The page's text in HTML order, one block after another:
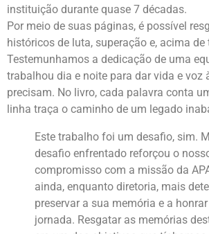
instituição durante quase 7 décadas.
Por meio de suas páginas, é possível
históricos de luta, superação e, acima de
Testemunhamos a dedicação de uma
trabalhou dia e noite para dar vida e voz
precisam. No livro, cada palavra conta
linha traça o caminho de um legado
Este trabalho foi um desafio, sim.
desafio enfrentado reforçou o
compromisso com a missão da
ainda, enquanto diretoria, mais
preservar a sua memória e a
jornada. Resgatar as memórias